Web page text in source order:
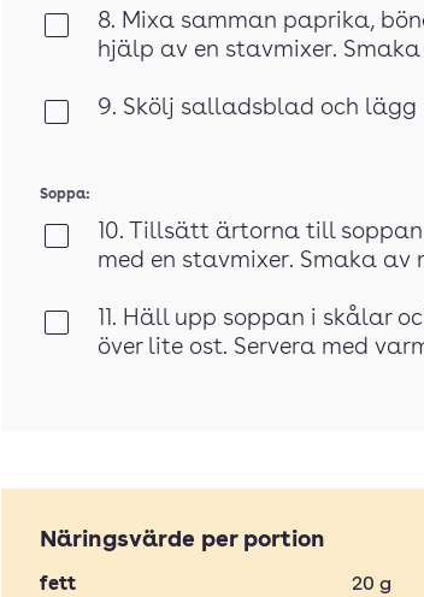
8. Mixa samman paprika,
hjälp av en stavmixer.
9. Skölj salladsblad och
Soppa:
10. Tillsätt ärtorna till
med en stavmixer. Smaka av
11. Häll upp soppan i skålar
över lite ost. Servera med
Näringsvärde per portion
fett 20 g